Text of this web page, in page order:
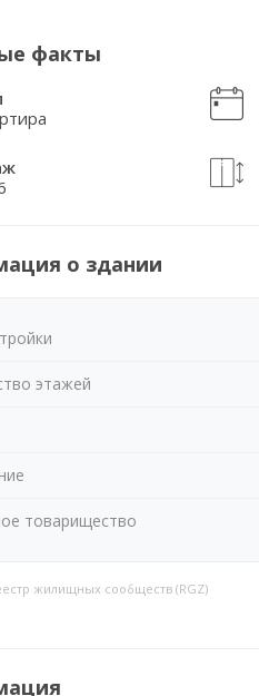
факты
о здании
этажей
товарищество
жилищных сообществ (RGZ)